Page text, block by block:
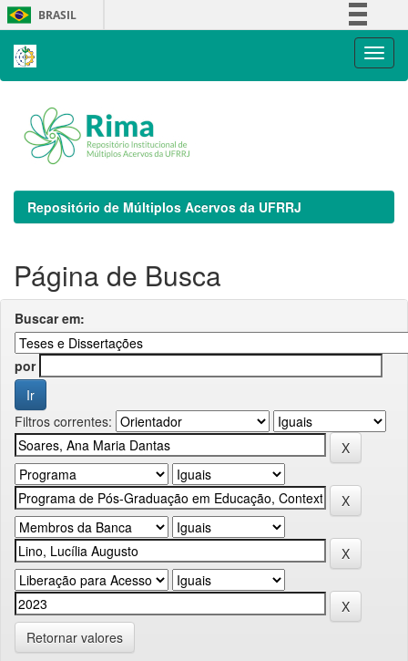
Skip
navigation
BRASIL
Repositório de Múltiplos Acervos da UFRRJ
Página de Busca
Buscar em:
por
Filtros correntes:
Retornar valores